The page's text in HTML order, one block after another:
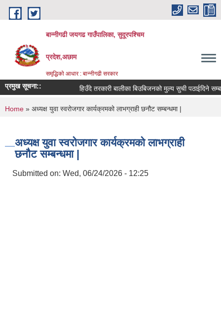
Skip to main content
बान्नीगढी जयगढ गाउँपालिका, सुदूरपश्चिम
प्रदेश,अछाम
समृद्धिको आधार : बान्नीगढी सरकार
प्रमुख सूचना:: हिउँदे तरकारी बालीका बिउबिजनको मुल्य सुची पठाईदिने
You are here
Home » अध्यक्ष युवा स्वरोजगार कार्यक्रमको लाभग्राही छनौट सम्बन्धमा |
अध्यक्ष युवा स्वरोजगार कार्यक्रमको लाभग्राही
छनौट सम्बन्धमा |
Submitted on: Wed, 06/24/2026 - 12:25